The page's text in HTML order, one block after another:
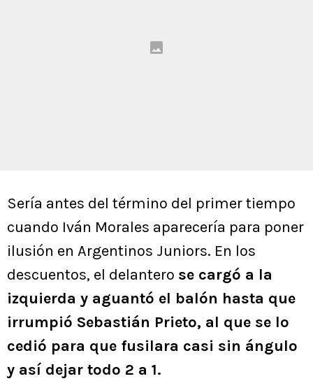
Sería antes del término del primer tiempo
cuando Iván Morales aparecería para poner
ilusión en Argentinos Juniors. En los
descuentos, el delantero se cargó a la
izquierda y aguantó el balón hasta que
irrumpió Sebastián Prieto, al que se lo
cedió para que fusilara casi sin ángulo
y así dejar todo 2 a 1.